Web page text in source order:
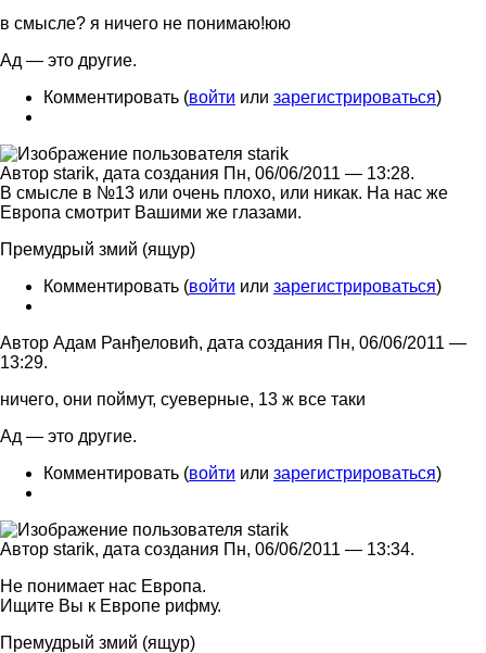
в смысле? я ничего не понимаю!юю
Ад — это другие.
Комментировать (войти или зарегистрироваться)
Автор starik, дата создания Пн, 06/06/2011 — 13:28.
В смысле в №13 или очень плохо, или никак. На нас же
Европа смотрит Вашими же глазами.
Премудрый змий (ящур)
Комментировать (войти или зарегистрироваться)
Автор Адам Ранђеловић, дата создания Пн, 06/06/2011 —
13:29.
ничего, они поймут, суеверные, 13 ж все таки
Ад — это другие.
Комментировать (войти или зарегистрироваться)
Автор starik, дата создания Пн, 06/06/2011 — 13:34.
Не понимает нас Европа.
Ищите Вы к Европе рифму.
Премудрый змий (ящур)